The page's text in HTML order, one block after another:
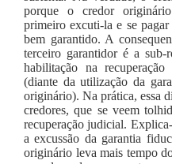
porque o credor
primeiro excuti-la e se
bem garantido. A
terceiro garantidor é a sub-
habilitação na
(diante da utilização da
originário). Na prática, essa
credores, que se veem
recuperação judicial.
a excussão da garantia
originário leva mais tempo